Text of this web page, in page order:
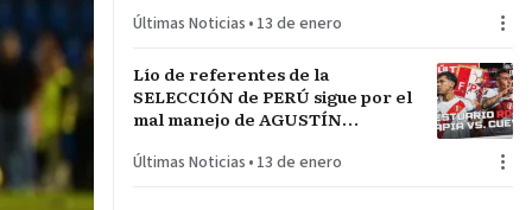
Últimas Noticias • 13 de enero
Lío de referentes de la
SELECCIÓN de PERÚ sigue por el
mal manejo de AGUSTÍN
FEDERACIÓN PERUANA de
Últimas Noticias • 13 de enero